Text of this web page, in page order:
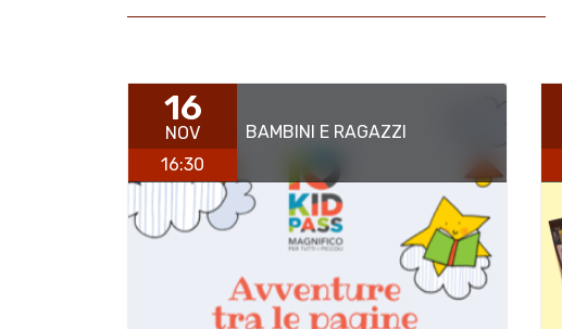
16
NOV
16:30
BAMBINI E RAGAZZI